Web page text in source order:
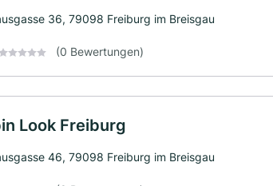
36, 79098 Freiburg im Breisgau
(0 Bewertungen)
Look Freiburg
46, 79098 Freiburg im Breisgau